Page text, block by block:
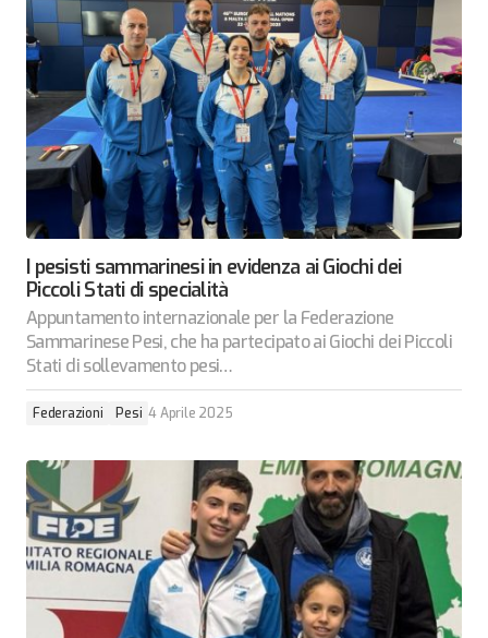
I pesisti sammarinesi in evidenza ai Giochi dei
Piccoli Stati di specialità
Appuntamento internazionale per la Federazione
Sammarinese Pesi, che ha partecipato ai Giochi dei Piccoli
Stati di sollevamento pesi…
Federazioni Pesi 4 Aprile 2025